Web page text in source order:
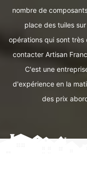
nombre de
place des tuiles
opérations qui sont très
contacter Artisan
C'est une
d'expérience en la
des prix